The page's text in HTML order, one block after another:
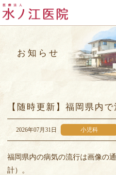
お知らせ
【随時更新】福岡県内
2026年07月31日 小児科
福岡県内の病気の流行は画像の
計）。